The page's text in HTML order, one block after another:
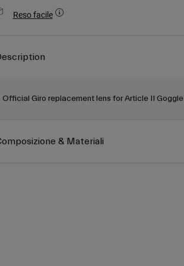
Reso facile
Official Giro replacement lens for Article II Goggle
& Materiali